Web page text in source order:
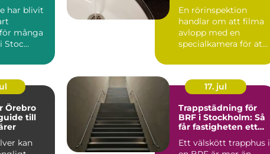
har blivit
många
Stoc...
En rörinspektion
handlar om att filma
avlopp med en
specialkamera för att
Örebro
till
kan
17. jul
Trappstädning för
BRF i Stockholm: Så
får fastigheten ett
trapphus
Ett välskött trapphus i